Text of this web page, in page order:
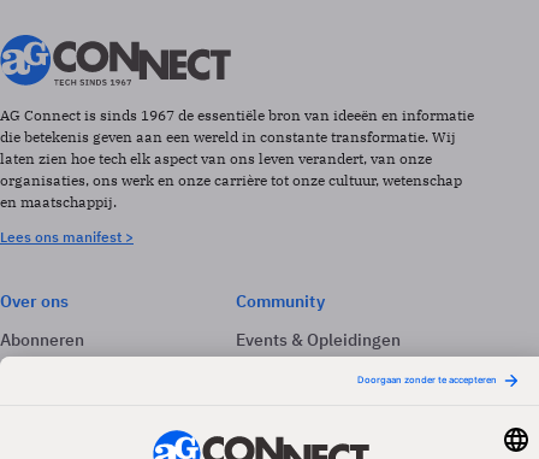
AG Connect is sinds 1967 de essentiële bron van ideeën en informatie
die betekenis geven aan een wereld in constante transformatie. Wij
laten zien hoe tech elk aspect van ons leven verandert, van onze
organisaties, ons werk en onze carrière tot onze cultuur, wetenschap
en maatschappij.
Lees ons manifest >
Over ons
Abonneren
Adverteren
Community
Events & Opleidingen